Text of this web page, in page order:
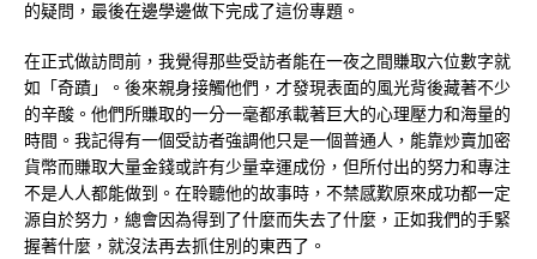
的疑問，最後在邊學邊做下完成了這份專題。
在正式做訪問前，我覺得那些受訪者能在一夜之間賺取六位數字就
如「奇蹟」。後來親身接觸他們，才發現表面的風光背後藏著不少
的辛酸。他們所賺取的一分一毫都承載著巨大的心理壓力和海量的
時間。我記得有一個受訪者強調他只是一個普通人，能靠炒賣加密
貨幣而賺取大量金錢或許有少量幸運成份，但所付出的努力和專注
不是人人都能做到。在聆聽他的故事時，不禁感歎原來成功都一定
源自於努力，總會因為得到了什麼而失去了什麼，正如我們的手緊
握著什麼，就沒法再去抓住別的東西了。